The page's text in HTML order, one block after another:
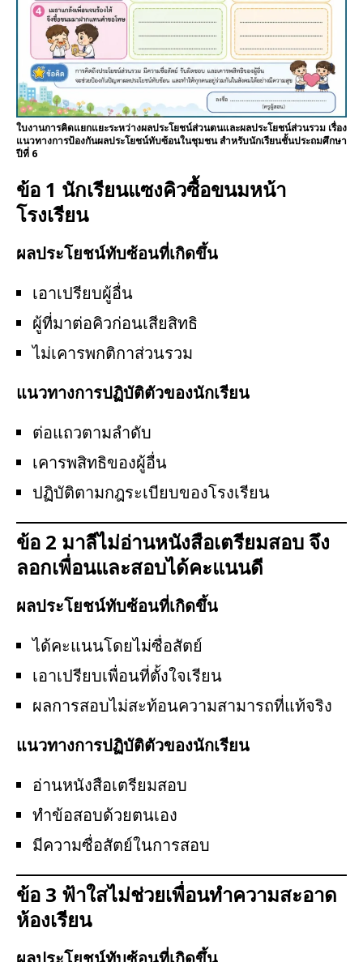
ใบงานการคิดแยกแยะระหว่างผลประโยชน์ส่วนตนและผลประโยชน์ส่วนรวม เรื่อง
แนวทางการป้องกันผลประโยชน์ทับซ้อนในชุมชน สำหรับนักเรียนชั้นประถมศึกษา
ปีที่ 6
ข้อ 1 นักเรียนแซงคิวซื้อขนมหน้า
โรงเรียน
ผลประโยชน์ทับซ้อนที่เกิดขึ้น
เอาเปรียบผู้อื่น
ผู้ที่มาต่อคิวก่อนเสียสิทธิ
ไม่เคารพกติกาส่วนรวม
แนวทางการปฏิบัติตัวของนักเรียน
ต่อแถวตามลำดับ
เคารพสิทธิของผู้อื่น
ปฏิบัติตามกฎระเบียบของโรงเรียน
ข้อ 2 มาลีไม่อ่านหนังสือเตรียมสอบ จึง
ลอกเพื่อนและสอบได้คะแนนดี
ผลประโยชน์ทับซ้อนที่เกิดขึ้น
ได้คะแนนโดยไม่ซื่อสัตย์
เอาเปรียบเพื่อนที่ตั้งใจเรียน
ผลการสอบไม่สะท้อนความสามารถที่แท้จริง
แนวทางการปฏิบัติตัวของนักเรียน
อ่านหนังสือเตรียมสอบ
ทำข้อสอบด้วยตนเอง
มีความซื่อสัตย์ในการสอบ
ข้อ 3 ฟ้าใสไม่ช่วยเพื่อนทำความสะอาด
ห้องเรียน